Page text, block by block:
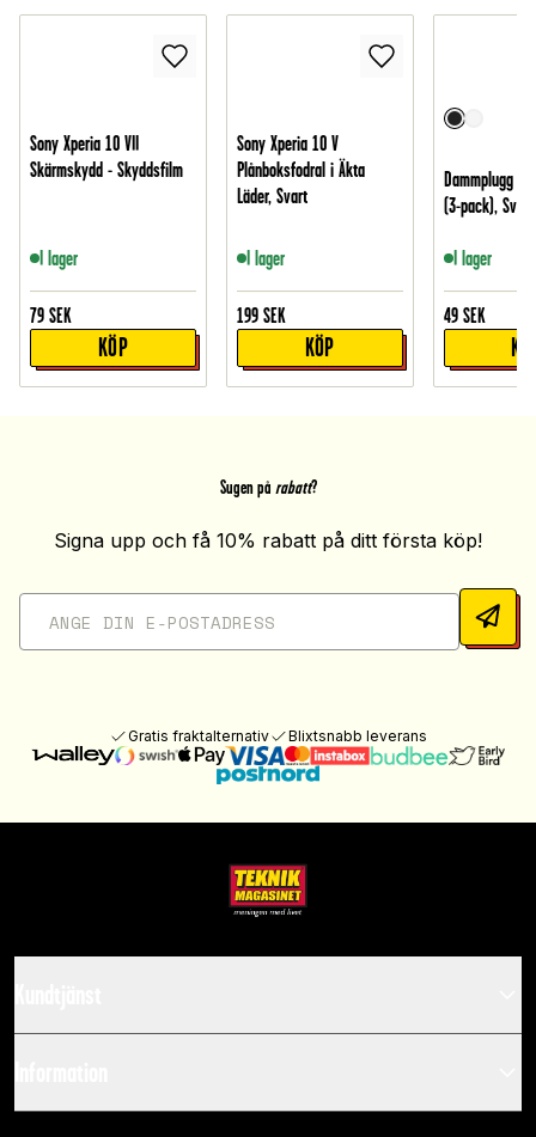
Sony Xperia 10 VII
Skärmskydd - Skyddsfilm
I lager
79 SEK
KÖP
Sony Xperia 10 V
Plånboksfodral i Äkta
Läder, Svart
I lager
199 SEK
KÖP
Dammplugg
(3-pack), Svart
I lager
49 SEK
Sugen på rabatt?
Signa upp och få 10% rabatt på ditt första köp!
Gratis fraktalternativ Blixtsnabb leverans